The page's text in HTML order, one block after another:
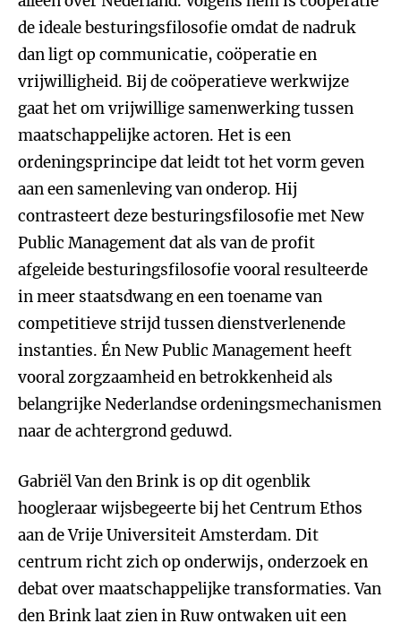
de ideale besturingsfilosofie omdat de nadruk
dan ligt op communicatie, coöperatie en
vrijwilligheid. Bij de coöperatieve werkwijze
gaat het om vrijwillige samenwerking tussen
maatschappelijke actoren. Het is een
ordeningsprincipe dat leidt tot het vorm geven
aan een samenleving van onderop. Hij
contrasteert deze besturingsfilosofie met New
Public Management dat als van de profit
afgeleide besturingsfilosofie vooral resulteerde
in meer staatsdwang en een toename van
competitieve strijd tussen dienstverlenende
instanties. Én New Public Management heeft
vooral zorgzaamheid en betrokkenheid als
belangrijke Nederlandse ordeningsmechanismen
naar de achtergrond geduwd.
Gabriël Van den Brink is op dit ogenblik
hoogleraar wijsbegeerte bij het Centrum Ethos
aan de Vrije Universiteit Amsterdam. Dit
centrum richt zich op onderwijs, onderzoek en
debat over maatschappelijke transformaties. Van
den Brink laat zien in Ruw ontwaken uit een